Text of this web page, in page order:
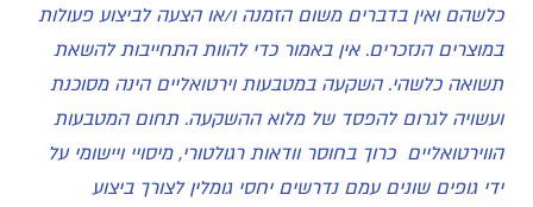
כלשהם ואין בדברים משום הזמנה ו/או הצעה לביצוע פעולות
במוצרים הנזכרים. אין באמור כדי להוות התחייבות להשאת
תשואה כלשהי. השקעה במטבעות וירטואליים הינה מסוכנת
ועשויה לגרום להפסד של מלוא ההשקעה. תחום המטבעות
הווירטואליים כרוך בחוסר וודאות רגולטורי, מיסויי ויישומי על
ידי גופים שונים עמם נדרשים יחסי גומלין לצורך ביצוע